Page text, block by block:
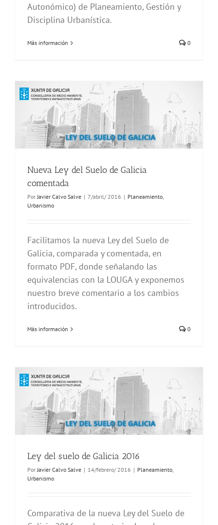
Autonómico) de Planeamiento, Gestión y
Disciplina Urbanística.
Más información 0
Nueva Ley del Suelo de Galicia
comentada
PorJavier Calvo Salve | 7/abril/ 2016 | Planeamiento,
Urbanismo
Facilitamos la nueva Ley del Suelo de
Galicia, comparada y comentada, en
formato PDF, donde señalando las
equivalencias con la LOUGA y exponemos
nuestro breve comentario a los cambios
introducidos.
Más información 0
Ley del suelo de Galicia 2016
PorJavier Calvo Salve | 14/febrero/ 2016 | Planeamiento,
Urbanismo
Comparativa de la nueva Ley del Suelo de